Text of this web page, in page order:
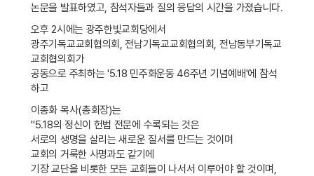
논문을 발표하였고, 참석자들과 질의 응답의 시간을 가졌습니다.
오후 2시에는 광주한빛교회당에서
광주기독교교회협의회, 전남기독교교회협의회, 전남동부기독교
교회협의회가
공동으로 주최하는 '5.18 민주화운동 46주년 기념예배'에 참석
하고
이종화 목사(총회장)는
"5.18의 정신이 헌법 전문에 수록되는 것은
서로의 생명을 살리는 새로운 질서를 만드는 것이며
교회의 거룩한 사명과도 같기에
기장 교단을 비롯한 모든 교회들이 나서서 이루어야 할 것이며,